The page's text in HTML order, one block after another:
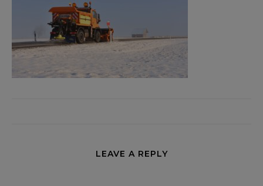
LEAVE A REPLY